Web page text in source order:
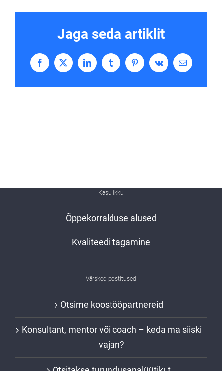
Jaga seda artiklit
Facebook
X LinkedInTumblrPinterestVk Email
Kasulikku
Õppekorralduse alused
Kvaliteedi tagamine
Värsked postitused
Otsime koostööpartnereid
Konsultant, mentor või coach – keda ma siiski
vajan?